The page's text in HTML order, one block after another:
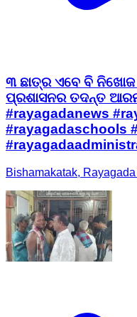
୩ ଛାତ୍ର ଏବେ ବି
ପ୍ରଶାସନର ତଦନ୍ତ
#rayagadanews
#rayagadaschools
Bishamakatak,